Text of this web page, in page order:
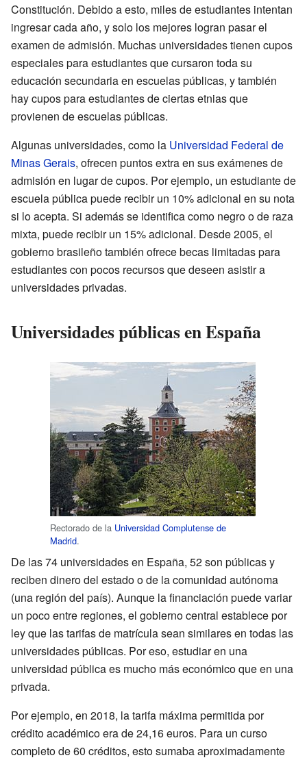
Constitución. Debido a esto, miles de estudiantes intentan
ingresar cada año, y solo los mejores logran pasar el
examen de admisión. Muchas universidades tienen cupos
especiales para estudiantes que cursaron toda su
educación secundaria en escuelas públicas, y también
hay cupos para estudiantes de ciertas etnias que
provienen de escuelas públicas.
Algunas universidades, como la Universidad Federal de
Minas Gerais, ofrecen puntos extra en sus exámenes de
admisión en lugar de cupos. Por ejemplo, un estudiante de
escuela pública puede recibir un 10% adicional en su nota
si lo acepta. Si además se identifica como negro o de raza
mixta, puede recibir un 15% adicional. Desde 2005, el
gobierno brasileño también ofrece becas limitadas para
estudiantes con pocos recursos que deseen asistir a
universidades privadas.
Universidades públicas en España
Rectorado de la Universidad Complutense de
Madrid.
De las 74 universidades en España, 52 son públicas y
reciben dinero del estado o de la comunidad autónoma
(una región del país). Aunque la financiación puede variar
un poco entre regiones, el gobierno central establece por
ley que las tarifas de matrícula sean similares en todas las
universidades públicas. Por eso, estudiar en una
universidad pública es mucho más económico que en una
privada.
Por ejemplo, en 2018, la tarifa máxima permitida por
crédito académico era de 24,16 euros. Para un curso
completo de 60 créditos, esto sumaba aproximadamente